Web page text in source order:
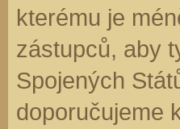
kterému je
zástupců, aby
Spojených
doporučujeme